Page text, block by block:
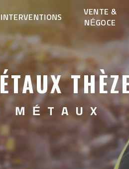
INTERVENTIONS
VENTE &
NÉGOCE
MÉTAUX